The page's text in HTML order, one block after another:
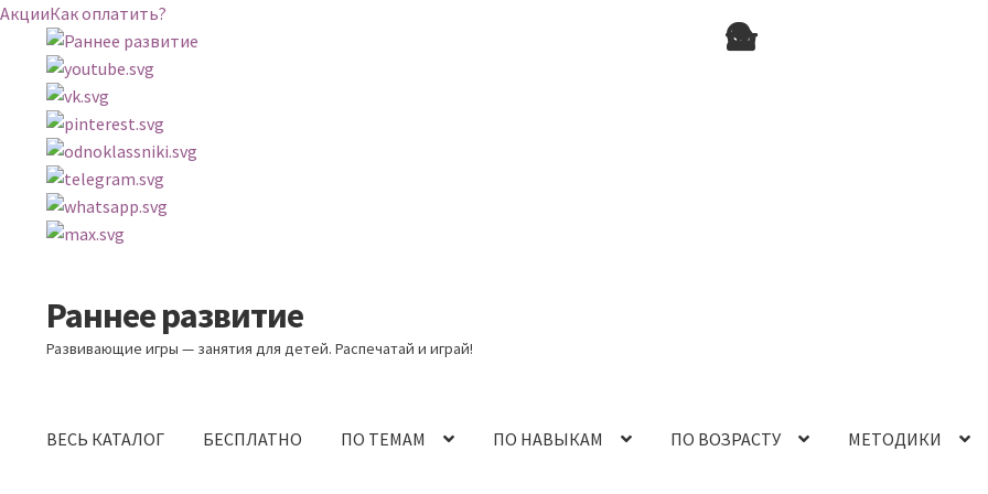
АкцииКак оплатить?
Перейти
к
навигации
Перейти
к
содержимому
Раннее развитие
Развивающие игры — занятия для детей. Распечатай и играй!
ВЕСЬ КАТАЛОГ БЕСПЛАТНО ПО ТЕМАМ ПО НАВЫКАМ ПО ВОЗРАСТУ МЕТОДИКИ